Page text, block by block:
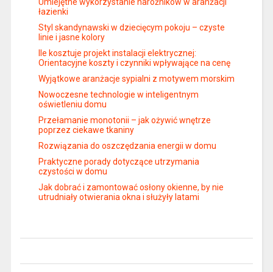
łazienki
Styl skandynawski w dziecięcym pokoju – czyste
linie i jasne kolory
Ile kosztuje projekt instalacji elektrycznej:
Orientacyjne koszty i czynniki wpływające na cenę
Wyjątkowe aranżacje sypialni z motywem morskim
Nowoczesne technologie w inteligentnym
oświetleniu domu
Przełamanie monotonii – jak ożywić wnętrze
poprzez ciekawe tkaniny
Rozwiązania do oszczędzania energii w domu
Praktyczne porady dotyczące utrzymania
czystości w domu
Jak dobrać i zamontować osłony okienne, by nie
utrudniały otwierania okna i służyły latami